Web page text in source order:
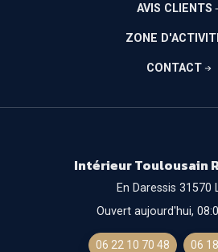
AVIS CLIENTS
ZONE
CONTACT
Intérieur Toulousain
En Daressis 31570
Ouvert aujourd'hui,
06 22 10 70 48 06